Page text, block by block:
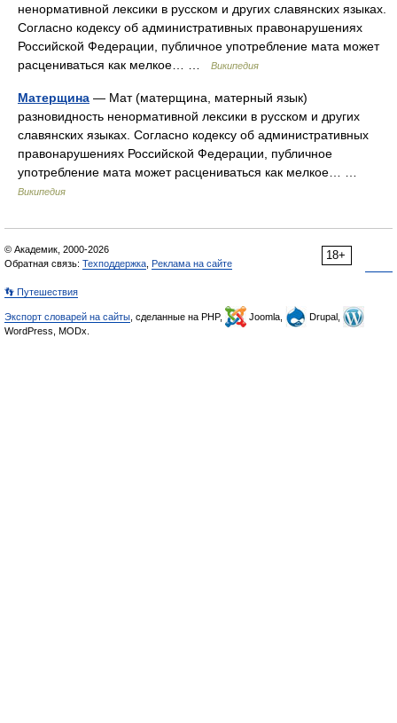
ненормативной лексики в русском и других славянских языках.
Согласно кодексу об административных правонарушениях
Российской Федерации, публичное употребление мата может
расцениваться как мелкое… …
Википедия
Матерщина — Мат (матерщина, матерный язык)
разновидность ненормативной лексики в русском и других
славянских языках. Согласно кодексу об административных
правонарушениях Российской Федерации, публичное
употребление мата может расцениваться как мелкое… …
Википедия
18+
© Академик, 2000-2026
Обратная связь: Техподдержка Реклама на сайте
👣 Путешествия
Экспорт словарей на сайты , сделанные на PHP, Joomla,
Drupal,
WordPress, MODx.